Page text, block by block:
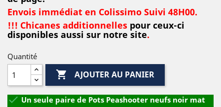
Envois immédiat en Colissimo Suivi 48H00.
!!! Chicanes additionnelles pour ceux-ci
disponibles aussi sur notre site.
Quantité
 AJOUTER AU PANIER
 Un seule paire de Pots Peashooter neufs noir mat